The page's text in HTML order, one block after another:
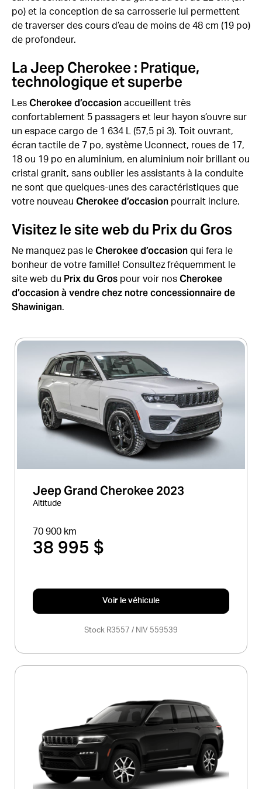
po) et la conception de sa carrosserie lui permettent
de traverser des cours d’eau de moins de 48 cm (19 po)
de profondeur.
La Jeep Cherokee : Pratique,
technologique et superbe
Les Cherokee d’occasion accueillent très
confortablement 5 passagers et leur hayon s’ouvre sur
un espace cargo de 1 634 L (57,5 pi 3). Toit ouvrant,
écran tactile de 7 po, système Uconnect, roues de 17,
18 ou 19 po en aluminium, en aluminium noir brillant ou
cristal granit, sans oublier les assistants à la conduite
ne sont que quelques-unes des caractéristiques que
votre nouveau Cherokee d’occasion pourrait inclure.
Visitez le site web du Prix du Gros
Ne manquez pas le Cherokee d’occasion qui fera le
bonheur de votre famille! Consultez fréquemment le
site web du Prix du Gros pour voir nos Cherokee
d’occasion à vendre chez notre concessionnaire de
Shawinigan.
Jeep Grand Cherokee 2023
Altitude
70 900 km
38 995 $
Voir le véhicule
Stock R3557 / NIV 559539